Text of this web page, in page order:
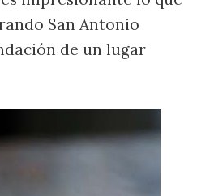
San Antonio
de un lugar